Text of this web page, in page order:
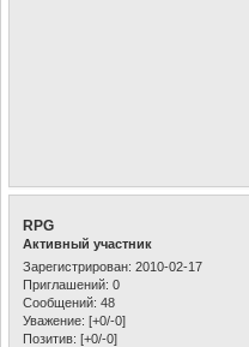
RPG
Активный участник
Зарегистрирован: 2010-02-17
Приглашений: 0
Сообщений: 48
Уважение: [+0/-0]
Позитив: [+0/-0]